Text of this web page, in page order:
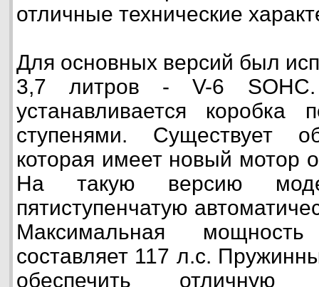
отличные технические
Для основных версий был
3,7 литров - V-6
устанавливается коробка
ступенями. Существует
которая имеет новый мотор
На такую версию
пятиступенчатую
Максимальная
составляет 117 л.с.
обеспечить отличную